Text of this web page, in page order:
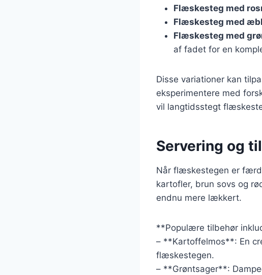
Flæskesteg med
Flæskesteg med
Flæskesteg med
af fadet for en
Disse variationer kan
eksperimentere med
vil langtidsstegt
Servering og
Når flæskestegen er
kartofler, brun sovs og
endnu mere lækkert.
**Populære tilbehør
– **Kartoffelmos**: En
flæskestegen.
– **Grøntsager**: